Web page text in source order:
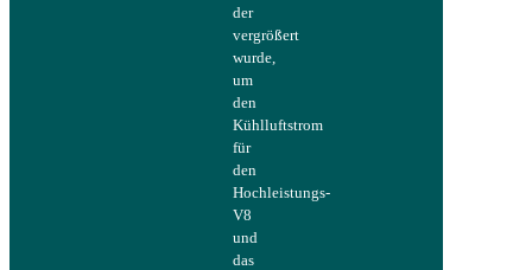
der
vergrößert
wurde,
um
den
Kühlluftstrom
für
den
Hochleistungs-
V8
und
das